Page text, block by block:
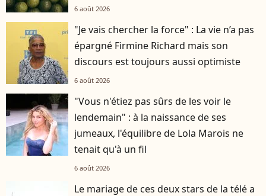
6 août 2026
"Je vais chercher la force" : La vie n’a pas
épargné Firmine Richard mais son
discours est toujours aussi optimiste
6 août 2026
"Vous n'étiez pas sûrs de les voir le
lendemain" : à la naissance de ses
jumeaux, l'équilibre de Lola Marois ne
tenait qu'à un fil
6 août 2026
Le mariage de ces deux stars de la télé a